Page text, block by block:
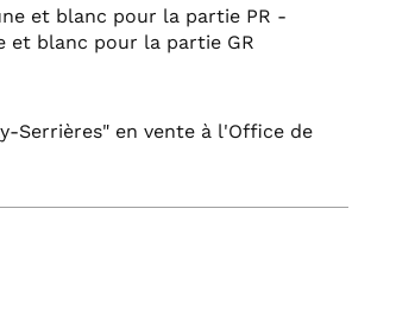
et blanc pour la partie PR -
et blanc pour la partie GR
Serrières" en vente à l'Office de